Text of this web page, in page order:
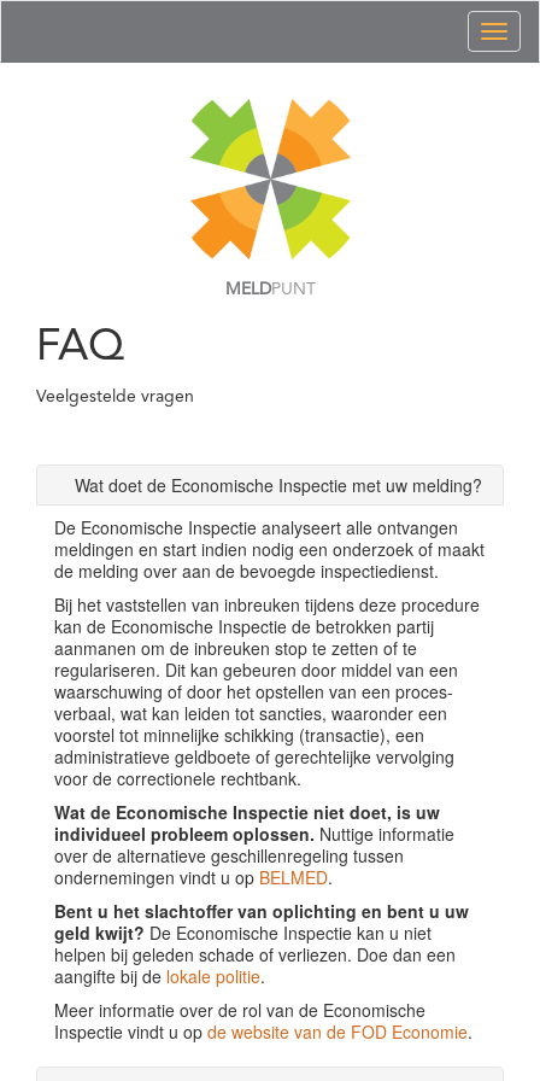
MELDPUNT
FAQ
Veelgestelde vragen
Wat doet de Economische Inspectie met uw melding?
De Economische Inspectie analyseert alle ontvangen
meldingen en start indien nodig een onderzoek of maakt
de melding over aan de bevoegde inspectiedienst.
Bij het vaststellen van inbreuken tijdens deze procedure
kan de Economische Inspectie de betrokken partij
aanmanen om de inbreuken stop te zetten of te
regulariseren. Dit kan gebeuren door middel van een
waarschuwing of door het opstellen van een proces-
verbaal, wat kan leiden tot sancties, waaronder een
voorstel tot minnelijke schikking (transactie), een
administratieve geldboete of gerechtelijke vervolging
voor de correctionele rechtbank.
Wat de Economische Inspectie niet doet, is uw
individueel probleem oplossen. Nuttige informatie
over de alternatieve geschillenregeling tussen
ondernemingen vindt u op BELMED.
Bent u het slachtoffer van oplichting en bent u uw
geld kwijt? De Economische Inspectie kan u niet
helpen bij geleden schade of verliezen. Doe dan een
aangifte bij de lokale politie.
Meer informatie over de rol van de Economische
Inspectie vindt u op de website van de FOD Economie.